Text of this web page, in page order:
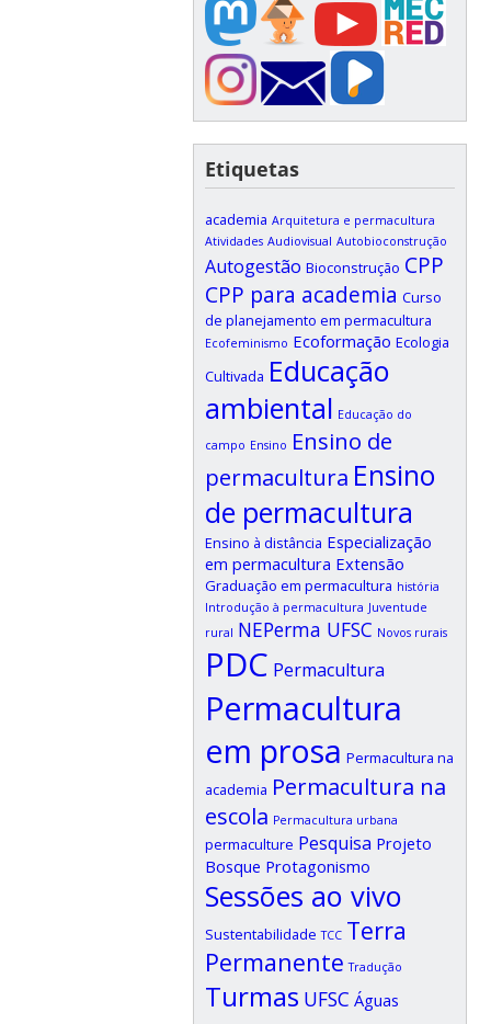
Etiquetas
academia Arquitetura e permacultura
Atividades Audiovisual Autobioconstrução
Autogestão Bioconstrução CPP
CPP para academia Curso
de planejamento em permacultura
Ecofeminismo Ecoformação Ecologia
Cultivada Educação
ambiental Educação do
campo Ensino Ensino de
permacultura Ensino
de permacultura
Ensino à distância Especialização
em permacultura Extensão
Graduação em permacultura história
Introdução à permacultura Juventude
rural NEPerma UFSC Novos rurais
PDC Permacultura
Permacultura
em prosa Permacultura na
academia Permacultura na
escola Permacultura urbana
permaculture Pesquisa Projeto
Bosque Protagonismo
Sessões ao vivo
Sustentabilidade TCC Terra
Permanente Tradução
Turmas UFSC Águas